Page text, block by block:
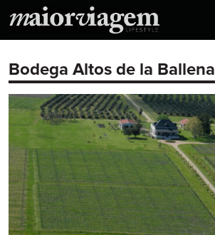
Bodega Altos de la Ballena